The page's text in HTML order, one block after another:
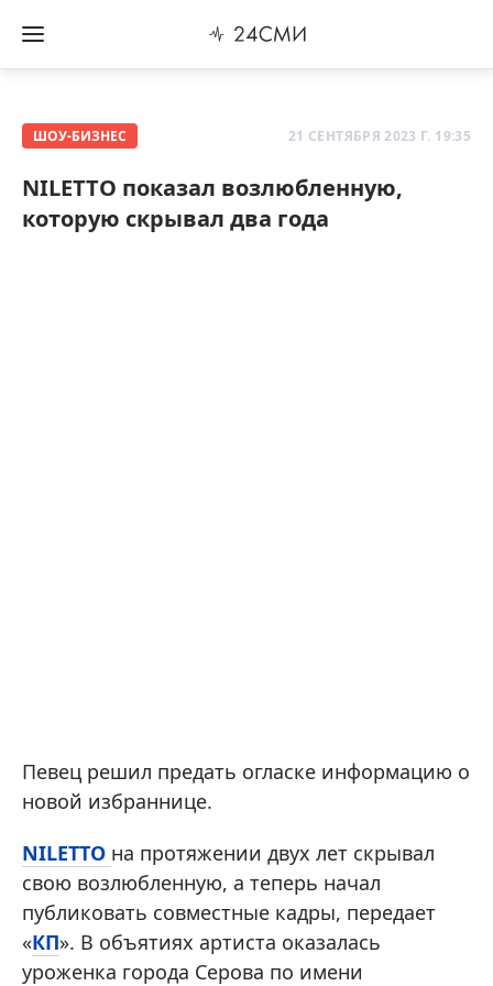
ШОУ-БИЗНЕС 21 СЕНТЯБРЯ 2023 Г. 19:35
NILETTO показал возлюбленную,
которую скрывал два года
Певец решил предать огласке информацию о
новой избраннице.
NILETTO на протяжении двух лет скрывал
свою возлюбленную, а теперь начал
публиковать совместные кадры, передает
«КП». В объятиях артиста оказалась
уроженка города Серова по имени